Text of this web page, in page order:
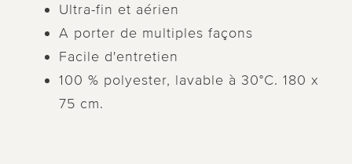
Ultra-fin et aérien
A porter de multiples façons
Facile d'entretien
100 % polyester, lavable à 30°C. 180 x
75 cm.